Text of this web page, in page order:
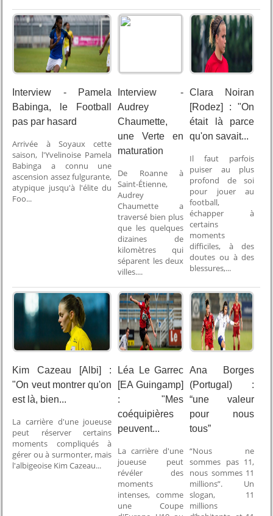
Interview - Pamela
Babinga, le Football
pas par hasard
Arrivée à Soyaux cette
saison, l'Yvelinoise Pamela
Babinga a connu une
ascension assez fulgurante,
atypique jusqu'à l'élite du
Foo...
Interview -
Audrey
Chaumette,
une Verte en
maturation
De Roanne à
Saint-Étienne,
Audrey
Chaumette a
traversé bien plus
que les quelques
dizaines de
kilomètres qui
séparent les deux
villes....
Clara Noiran
[Rodez] : "On
était là parce
qu'on savait...
Il faut parfois
puiser au plus
profond de soi
pour jouer au
football,
échapper à
certains
moments
difficiles, à des
doutes ou à des
blessures,...
Kim Cazeau [Albi] :
"On veut montrer qu'on
est là, bien...
La carrière d'une joueuse
peut réserver certains
moments compliqués à
gérer ou à surmonter, mais
l'albigeoise Kim Cazeau...
Léa Le Garrec
[EA Guingamp]
: "Mes
coéquipières
peuvent...
La carrière d'une
joueuse peut
révéler des
moments
intenses, comme
une Coupe
Ana Borges
(Portugal) :
“une valeur
pour nous
tous”
“Nous ne
sommes pas 11,
nous sommes 11
millions”. Un
slogan, 11
millions